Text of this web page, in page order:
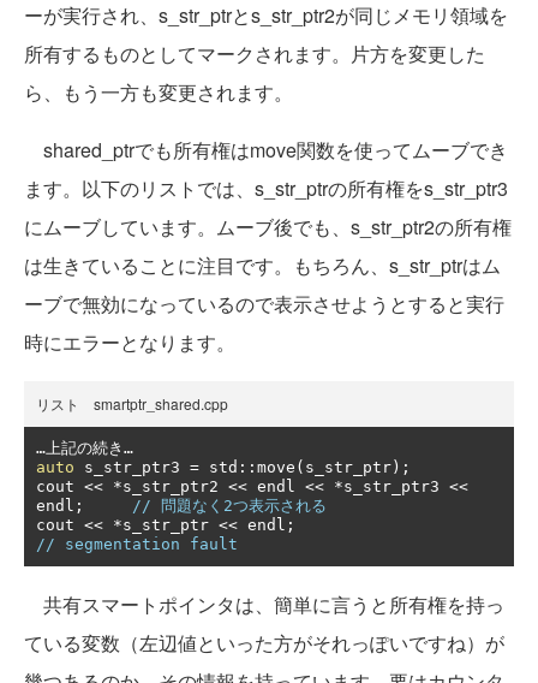
ーが実行され、s_str_ptrとs_str_ptr2が同じメモリ領域を
所有するものとしてマークされます。片方を変更した
ら、もう一方も変更されます。
shared_ptrでも所有権はmove関数を使ってムーブでき
ます。以下のリストでは、s_str_ptrの所有権をs_str_ptr3
にムーブしています。ムーブ後でも、s_str_ptr2の所有権
は生きていることに注目です。もちろん、s_str_ptrはム
ーブで無効になっているので表示させようとすると実行
時にエラーとなります。
リスト smartptr_shared.cpp
…上記の続き…
auto s_str_ptr3 = std :: move ( s_str_ptr );
cout << *s_str_ptr2 << endl << *s_str_ptr3 <<
endl ;
// 問題なく2つ表示される
cout << *s_str_ptr << endl ;
// segmentation fault
共有スマートポインタは、簡単に言うと所有権を持っ
ている変数（左辺値といった方がそれっぽいですね）が